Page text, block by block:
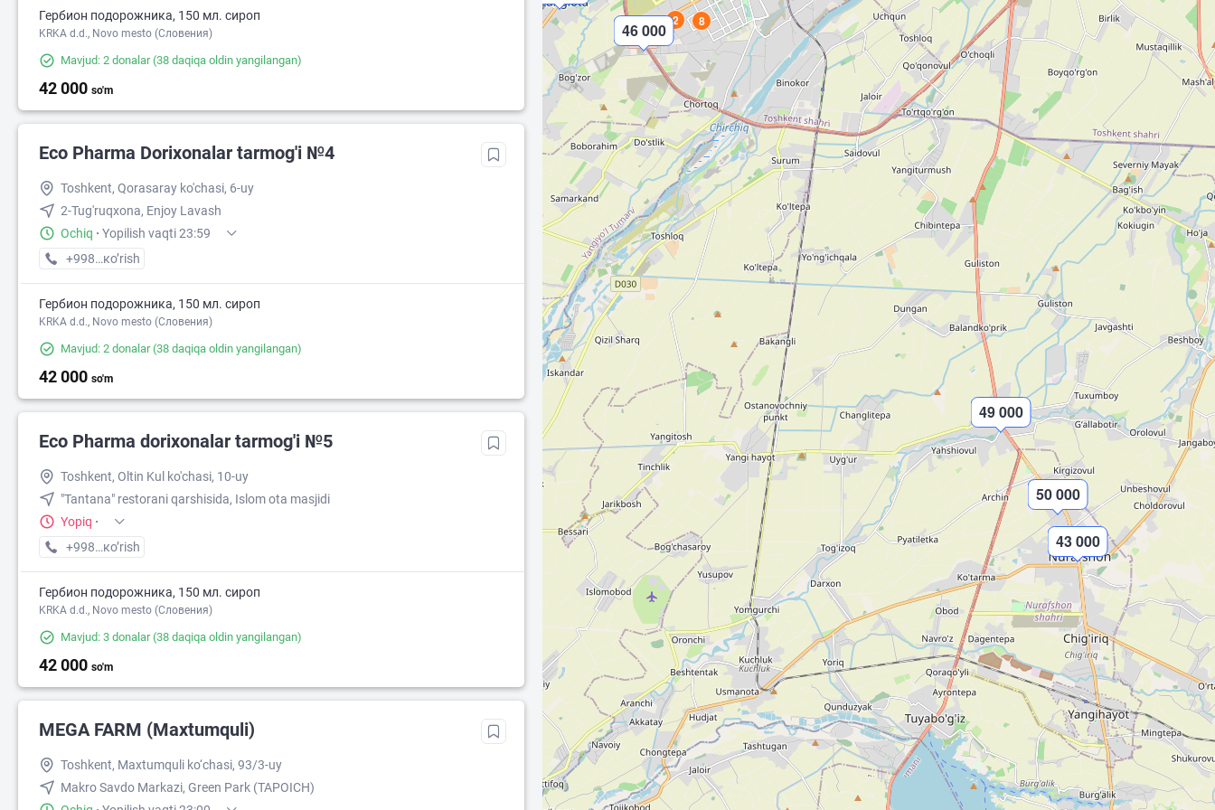
Гербион подорожника, 150 мл. сироп
KRKA d.d., Novo mesto (Словения)
Mavjud: 2 donalar(38 daqiqa oldin yangilangan)
42 000 so'm
Eco Pharma Dorixonalar tarmog'i №4
Toshkent, Qorasaray ko'chasi, 6-uy
2-Tug'ruqxona, Enjoy Lavash
Ochiq · Yopilish vaqti 23:59
+998 (55) XXX-XX-XX
кo’rish
Гербион подорожника, 150 мл. сироп
KRKA d.d., Novo mesto (Словения)
Mavjud: 2 donalar(38 daqiqa oldin yangilangan)
42 000 so'm
Eco Pharma dorixonalar tarmog'i №5
Toshkent, Oltin Kul ko'chasi, 10-uy
"Tantana" restorani qarshisida, Islom ota masjidi
Yopiq ·
+998 (55) XXX-XX-XX
кo’rish
Гербион подорожника, 150 мл. сироп
KRKA d.d., Novo mesto (Словения)
Mavjud: 3 donalar(38 daqiqa oldin yangilangan)
42 000 so'm
MEGA FARM (Maxtumquli)
Toshkent, Maxtumquli ko‘chasi, 93/3-uy
Makro Savdo Markazi, Green Park (TAPOICH)
50 000
100 000
2
49 000
50 000
43 000
46 000 2 8